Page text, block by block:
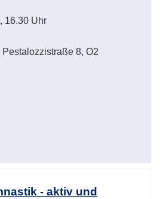
16.30 Uhr
8, O2
- aktiv und